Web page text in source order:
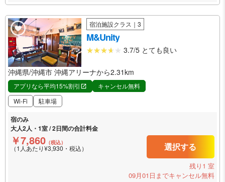
宿泊施設クラス｜3
M&Unity
3.7/5 とても良い
沖縄県/沖縄市 沖縄アリーナから2.31km
アプリなら平均15%割引
キャンセル無料
Wi-Fi
駐車場
宿のみ
大人2人・1室 / 2日間の合計料金
￥7,860 （税込）
（1人あたり¥3,930・税込） 選択する
残り1 室
09月01日までキャンセル無料